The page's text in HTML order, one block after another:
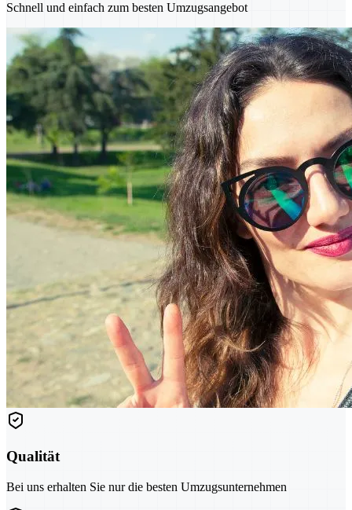
Schnell und einfach zum besten Umzugsangebot
Qualität
Bei uns erhalten Sie nur die besten Umzugsunternehmen